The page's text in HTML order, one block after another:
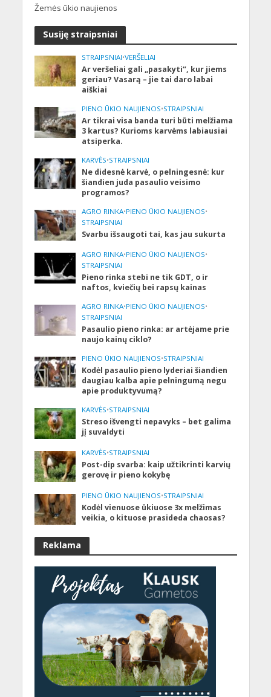
Žemės ūkio naujienos
Susiję straipsniai
STRAIPSNIAI•VERŠELIAI
Ar veršeliai gali „pasakyti“, kur jiems
geriau? Vasarą – jie tai daro labai
aiškiai
PIENO ŪKIO NAUJIENOS•STRAIPSNIAI
Ar tikrai visa banda turi būti melžiama
3 kartus? Kurioms karvėms labiausiai
atsiperka.
KARVĖS•STRAIPSNIAI
Ne didesnė karvė, o pelningesnė: kur
šiandien juda pasaulio veisimo
programos?
AGRO RINKA•PIENO ŪKIO NAUJIENOS•
STRAIPSNIAI
Svarbu išsaugoti tai, kas jau sukurta
AGRO RINKA•PIENO ŪKIO NAUJIENOS•
STRAIPSNIAI
Pieno rinka stebi ne tik GDT, o ir
naftos, kviečių bei rapsų kainas
AGRO RINKA•PIENO ŪKIO NAUJIENOS•
STRAIPSNIAI
Pasaulio pieno rinka: ar artėjame prie
naujo kainų ciklo?
PIENO ŪKIO NAUJIENOS•STRAIPSNIAI
Kodėl pasaulio pieno lyderiai šiandien
daugiau kalba apie pelningumą negu
apie produktyvumą?
KARVĖS•STRAIPSNIAI
Streso išvengti nepavyks – bet galima
jį suvaldyti
KARVĖS•STRAIPSNIAI
Post-dip svarba: kaip užtikrinti karvių
gerovę ir pieno kokybę
PIENO ŪKIO NAUJIENOS•STRAIPSNIAI
Kodėl vienuose ūkiuose 3x melžimas
veikia, o kituose prasideda chaosas?
Reklama